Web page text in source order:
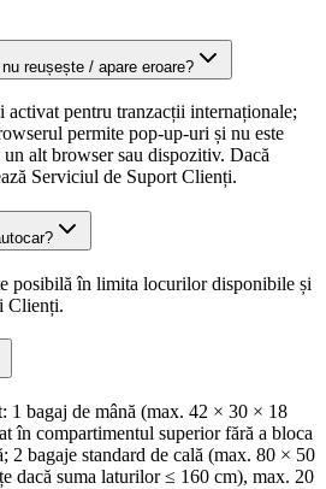
reușește / apare eroare?
activat pentru tranzacții internaționale;
permite pop-up-uri și nu este
alt browser sau dispozitiv. Dacă
Serviciul de Suport Clienți.
posibilă în limita locurilor disponibile și
Clienți.
1 bagaj de mână (max. 42 × 30 × 18
în compartimentul superior fără a bloca
2 bagaje standard de cală (max. 80 × 50
dacă suma laturilor ≤ 160 cm), max. 20